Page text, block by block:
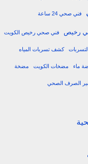
فني صحي 24 ساعة
رخيص فني صحي رخيص الكويت
كشف تسربات المياه
ماء مضخات الكويت مضخة
الصرف الصحي